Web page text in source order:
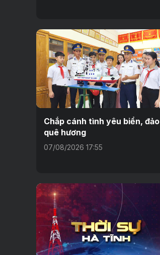
Chắp cánh tình yêu biển, đảo
quê hương
07/08/2026 17:55